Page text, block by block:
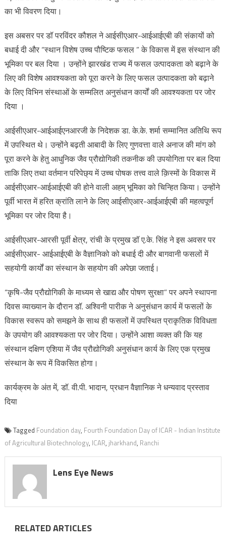
का भी विवरण दिया।
इस अबसर पर डॉ परविंदर कौशल ने आईसीएआर-आईआईएबी की संकायों को
बधाई दी और “स्थान विशेष उच्च पौष्टिक फसल ” के विकास में इस संस्थान की
भूमिका पर बल दिया । उन्होंने झारखंड राज्य में फसल उत्पादकता को बढ़ाने के
लिए की विशेष आवश्यकता को पूरा करने के लिए फसल उत्पादकता को बढ़ाने
के लिए विभिन संस्थाओं के सम्मलित अनुसंधान कार्यों की आवश्यकता पर जोर
दिया ।
आईसीएआर-आईआईएनआरजी के निदेशक डा. के.के. शर्मा सम्मानित अतिथि रूप
में उपस्थित थे। उन्होंने बढ़ती आबादी के लिए गुणवत्ता वाले अनाज की मांग को
पूरा करने के हेतु आधुनिक जैव प्रौद्योगिकी तकनीक की उपयोगिता पर बल दिया
ताकि लिए तथा वर्तमान परिपेछ्य में उच्च पोषक तत्त्व वाले क़िस्मों के विकास में
आईसीएआर-आईआईएबी की होने वाली अहम् भूमिका को चिन्हित किया। उन्होंने
पूर्वी भारत में हरित क्रांति लाने के लिए आईसीएआर-आईआईएबी की महत्वपूर्ण
भूमिका पर जोर दिया है।
आईसीएआर-आरसी पूर्वी क्षेत्र, रांची के प्रमुख डॉ ए.के. सिंह ने इस अवसर पर
आईसीएआर- आईआईएबी के वैज्ञानिको को बधाई दी और बागवानी फसलों में
सहयोगी कार्यों का संस्थान के सहयोग की अपेछा जताई।
“कृषि-जैव प्रौद्योगिकी के माध्यम से खाद्य और पोषण सुरक्षा” पर अपने स्थापना
दिवस व्याख्यान के दौरान डॉ. अश्विनी पारीक ने अनुसंधान कार्य में फसलों के
विकास स्वरूप को समझने के साथ ही फसलों में उपस्थित प्राकृतिक विविधता
के उपयोग की आवश्यकता पर जोर दिया। उन्होंने आशा व्यक्त की कि यह
संस्थान दक्षिण एशिया में जैव प्रौद्योगिकी अनुसंधान कार्य के लिए एक प्रमुख
संस्थान के रूप में विकसित होगा।
कार्यक्रम के अंत में, डॉ. वी.पी. भादान, प्रधान वैज्ञानिक ने धन्यवाद प्रस्ताव
दिया
Tagged Foundation day, Fourth Foundation Day of ICAR - Indian Institute
of Agricultural Biotechnology, ICAR, jharkhand, Ranchi
Lens Eye News
RELATED ARTICLES